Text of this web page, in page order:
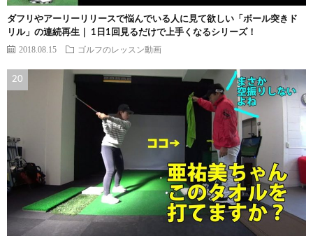
ダフリやアーリーリリースで悩んでいる人に見て欲しい「ボール突きド
リル」の連続再生｜ 1日1回見るだけで上手くなるシリーズ！
2018.08.15 ゴルフのレッスン動画